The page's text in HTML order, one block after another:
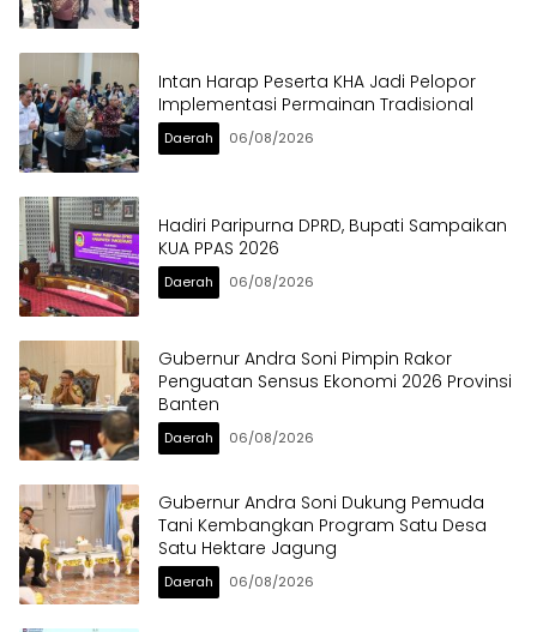
Intan Harap Peserta KHA Jadi Pelopor
Implementasi Permainan Tradisional
Daerah 06/08/2026
Hadiri Paripurna DPRD, Bupati Sampaikan
KUA PPAS 2026
Daerah 06/08/2026
Gubernur Andra Soni Pimpin Rakor
Penguatan Sensus Ekonomi 2026 Provinsi
Banten
Daerah 06/08/2026
Gubernur Andra Soni Dukung Pemuda
Tani Kembangkan Program Satu Desa
Satu Hektare Jagung
Daerah 06/08/2026